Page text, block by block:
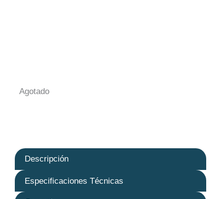
Agotado
Descripción
Especificaciones Técnicas